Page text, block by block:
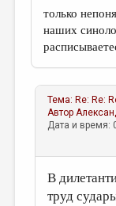
только
наших
Тема: Re: Re:
Автор
Дата и время:
В
труд